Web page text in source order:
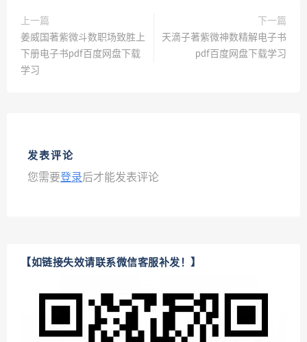
上一篇
姜威国著紫微斗数职场致胜上
下册电子书pdf百度网盘下载
学习
下一篇
天滴子著紫微神数精解电子书
pdf百度网盘下载学习
发表评论
您需要登录后才能发表评论
【如链接失效请联系微信客服补发！】